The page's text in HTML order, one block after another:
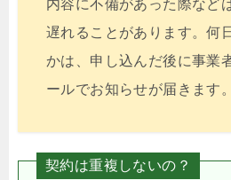
内容に不備があった際など
遅れることがあります。何
かは、申し込んだ後に事業
ールでお知らせが届きます。
契約は重複しないの？